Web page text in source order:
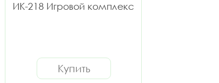
ИК-218 Игровой комплекс
Купить